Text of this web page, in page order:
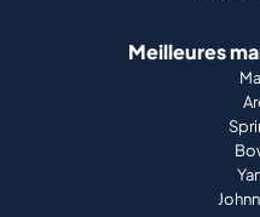
Meilleures